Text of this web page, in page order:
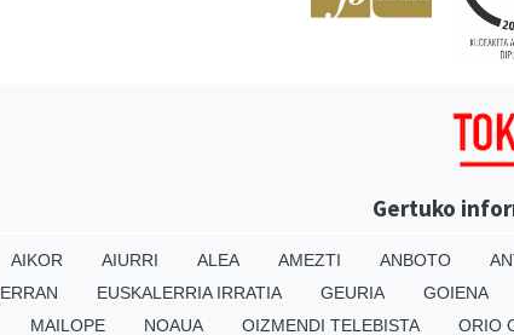
Gertuko
AIKOR AIURRI ALEA AMEZTI ANBOTO
ERRAN EUSKALERRIA IRRATIA GEURIA GOIENA
MAILOPE NOAUA OIZMENDI TELEBISTA ORIO